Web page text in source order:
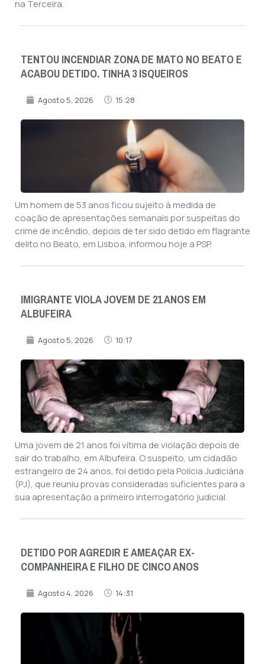
na Terceira.
TENTOU INCENDIAR ZONA DE MATO NO BEATO E
ACABOU DETIDO. TINHA 3 ISQUEIROS
Agosto 5, 2026 15:28
Um homem de 53 anos ficou sujeito à medida de
coação de apresentações semanais por suspeitas do
crime de incêndio, depois de ter sido detido em flagrante
delito no Beato, em Lisboa, informou hoje a PSP.
IMIGRANTE VIOLA JOVEM DE 21 ANOS EM
ALBUFEIRA
Agosto 5, 2026 10:17
Uma jovem de 21 anos foi vítima de violação depois de
sair do trabalho, em Albufeira. O suspeito, um cidadão
estrangeiro de 24 anos, foi detido pela Polícia Judiciária
(PJ), que reuniu provas consideradas suficientes para a
sua apresentação a primeiro interrogatório judicial.
DETIDO POR AGREDIR E AMEAÇAR EX-
COMPANHEIRA E FILHO DE CINCO ANOS
Agosto 4, 2026 14:31